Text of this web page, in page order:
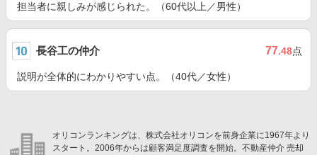
担当者に親しみが感じられた。（60代以上／男性）
長谷工の仲介 77.48点
説明が全体的にわかりやすい点。（40代／女性）
オリコンランキングは、株式会社オリコンを前身企業に1967年より
スタート。2006年からは顧客満足度調査を開始。不動産仲介 売却